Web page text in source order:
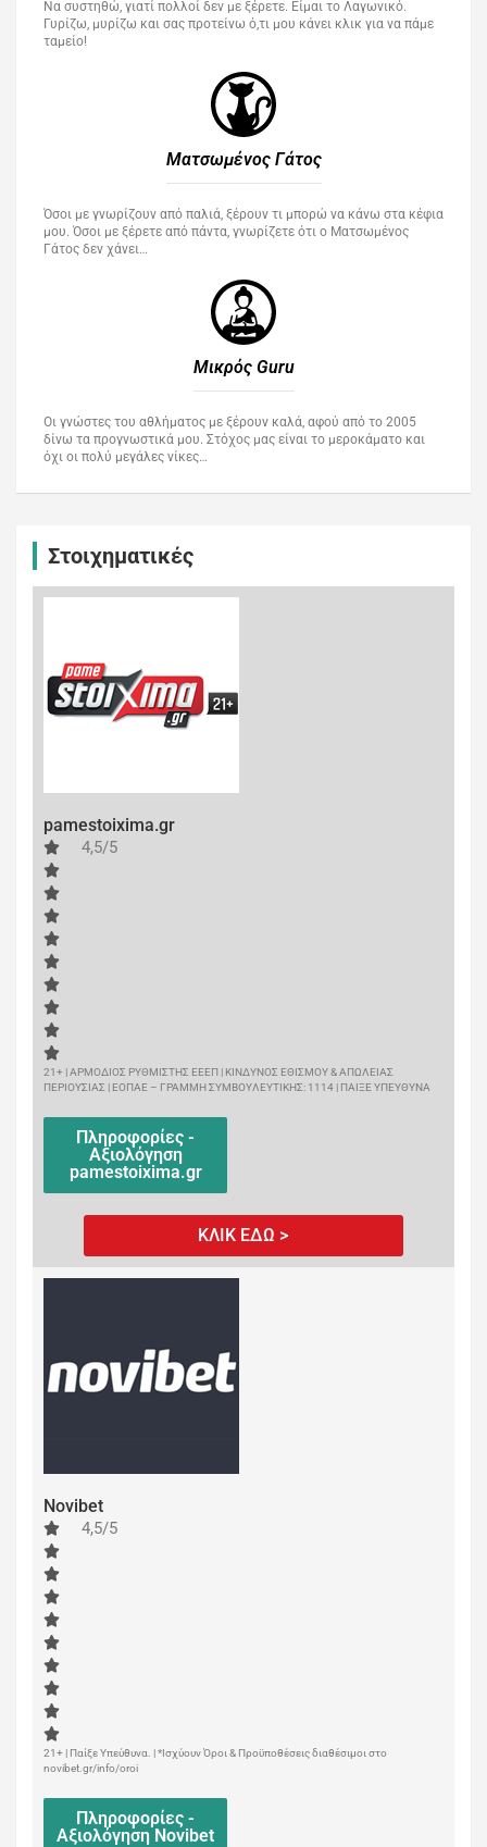
Να συστηθώ, γιατί πολλοί δεν με ξέρετε. Είμαι το Λαγωνικό.
Γυρίζω, μυρίζω και σας προτείνω ό,τι μου κάνει κλικ για να πάμε
ταμείο!
Ματσωμένος Γάτος​
Όσοι με γνωρίζουν από παλιά, ξέρουν τι μπορώ να κάνω στα κέφια
μου. Όσοι με ξέρετε από πάντα, γνωρίζετε ότι ο Ματσωμένος
Γάτος δεν χάνει…
Μικρός Guru​
Οι γνώστες του αθλήματος με ξέρουν καλά, αφού από το 2005
δίνω τα προγνωστικά μου. Στόχος μας είναι το μεροκάματο και
όχι οι πολύ μεγάλες νίκες…
Στοιχηματικές
pamestoixima.gr
4,5/5
21+ | ΑΡΜΟΔΙΟΣ ΡΥΘΜΙΣΤΗΣ ΕΕΕΠ | ΚΙΝΔΥΝΟΣ ΕΘΙΣΜΟΥ & ΑΠΩΛΕΙΑΣ
ΠΕΡΙΟΥΣΙΑΣ | ΕΟΠΑΕ – ΓΡΑΜΜΗ ΣΥΜΒΟΥΛΕΥΤΙΚΗΣ: 1114 | ΠΑΙΞΕ ΥΠΕΥΘΥΝΑ
Πληροφορίες -
Αξιολόγηση
pamestoixima.gr
ΚΛΙΚ ΕΔΩ >
Novibet
4,5/5
21+ | Παίξε Υπεύθυνα. | *Ισχύουν Όροι & Προϋποθέσεις διαθέσιμοι στο
novibet.gr/info/oroi
Πληροφορίες -
Αξιολόγηση Novibet